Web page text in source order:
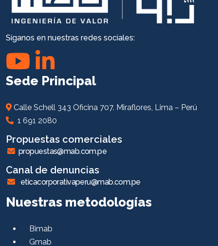
Síganos en nuestras redes sociales:
Sede Principal
Calle Schell 343 Oficina 707. Miraflores, Lima – Perú
1 691 2080
Propuestas comerciales
propuestas@mab.com.pe
Canal de denuncias
eticacorporativaperu@mab.com.pe
Nuestras metodologías
Bimab
Gmab